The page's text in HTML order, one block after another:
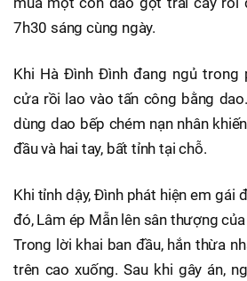
7h30 sáng cùng ngày.
Khi Hà Đình Đình đang ngủ trong
cửa rồi lao vào tấn công bằng
dùng dao bếp chém nạn nhân
đầu và hai tay, bất tỉnh tại chỗ.
Khi tỉnh dậy, Đình phát hiện em gái
đó, Lâm ép Mẫn lên sân thượng
Trong lời khai ban đầu, hắn thừa
trên cao xuống. Sau khi gây án,